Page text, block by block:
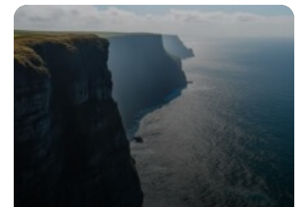
vibrant à la cuisine et au patrimoine
guadeloupéen
13 juin 2026